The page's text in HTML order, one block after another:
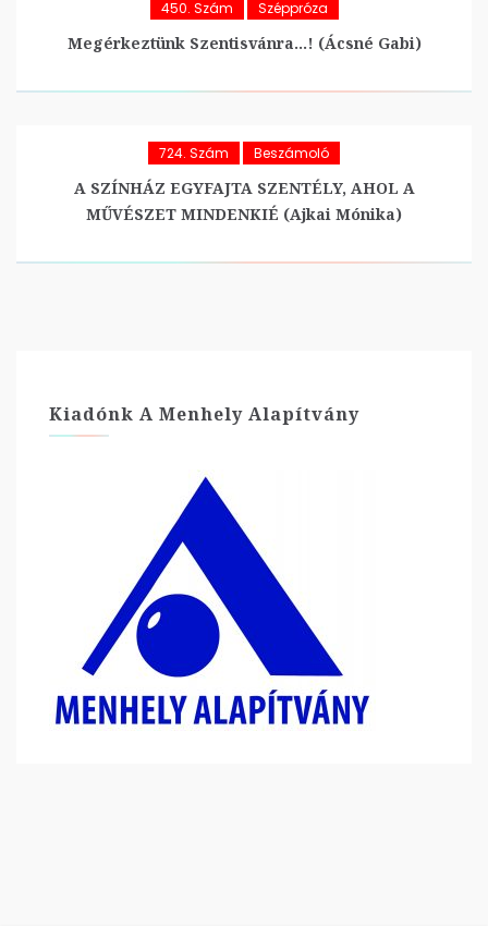
450. Szám Széppróza
Megérkeztünk Szentisvánra…! (Ácsné Gabi)
724. Szám Beszámoló
A SZÍNHÁZ EGYFAJTA SZENTÉLY, AHOL A
MŰVÉSZET MINDENKIÉ (Ajkai Mónika)
Kiadónk A Menhely Alapítvány